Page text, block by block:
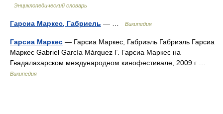
Энциклопедический словарь
Гарсиа Маркес, Габриель — … Википедия
Гарсиа Маркес — Гарсиа Маркес, Габриэль Габриэль Гарсиа
Маркес Gabriel García Márquez Г. Гарсиа Маркес на
Гвадалахарском международном кинофестивале, 2009 г …
Википедия